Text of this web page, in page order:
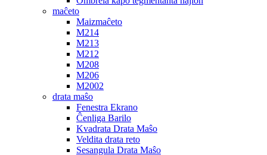
maĉeto
Maizmaĉeto
M214
M213
M212
M208
M206
M2002
drata maŝo
Fenestra Ekrano
Ĉenliga Barilo
Kvadrata Drata Maŝo
Veldita drata reto
Sesangula Drata Maŝo